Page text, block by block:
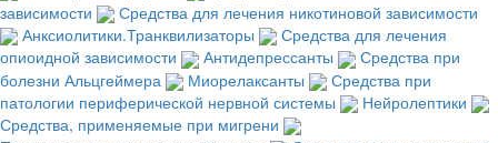
зависимости
Средства для лечения никотиновой зависимости
Анксиолитики.Транквилизаторы
Средства для лечения
опиоидной зависимости
Антидепрессанты
Средства при
болезни Альцгеймера
Миорелаксанты
Средства при
патологии периферической нервной системы
Нейролептики
Средства, применяемые при мигрени